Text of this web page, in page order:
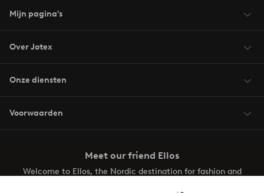
Mijn pagina's
Over Jotex
Onze diensten
Voorwaarden
Meet our friend Ellos
Welcome to Ellos, the Nordic destination for fashion and